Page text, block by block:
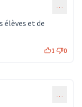
…
élèves et de
1 0
…